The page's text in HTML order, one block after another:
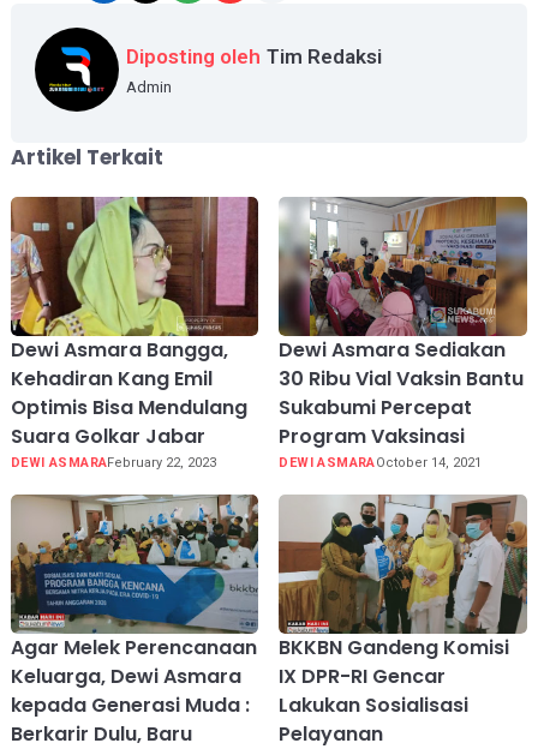
Diposting oleh Tim Redaksi
Admin
Artikel Terkait
Dewi Asmara Bangga,
Kehadiran Kang Emil
Optimis Bisa Mendulang
Suara Golkar Jabar
DEWI ASMARAFebruary 22, 2023
Dewi Asmara Sediakan
30 Ribu Vial Vaksin Bantu
Sukabumi Percepat
Program Vaksinasi
DEWI ASMARAOctober 14, 2021
Agar Melek Perencanaan
Keluarga, Dewi Asmara
kepada Generasi Muda :
Berkarir Dulu, Baru
BKKBN Gandeng Komisi
IX DPR-RI Gencar
Lakukan Sosialisasi
Pelayanan